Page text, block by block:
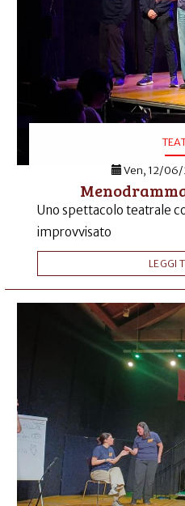
Ven, 12/
Uno spettacolo teatrale
improvvisato
LEGGI